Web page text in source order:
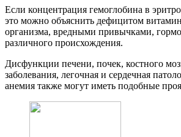
Если концентрация гемоглобина в
это можно объяснить дефицитом
организма, вредными привычками,
различного происхождения.
Дисфункции печени, почек, костного
заболевания, легочная и сердечная
анемия также могут иметь подобные